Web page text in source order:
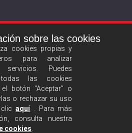
sobre las cookies
cookies propias y
para analizar
servicios. Puedes
las cookies
el botón "Aceptar" o
o rechazar su uso
clicaquí. Para más
consulta nuestra
cookies